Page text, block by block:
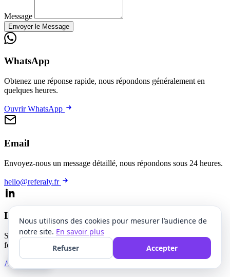
Message
Envoyer le Message
WhatsApp
Obtenez une réponse rapide, nous répondons généralement en
quelques heures.
Ouvrir WhatsApp
Email
Envoyez-nous un message détaillé, nous répondons sous 24 heures.
hello@referaly.fr
LinkedIn
Suivez Referaly ou connectez-vous directement avec notre
fondateur.
Arnaud Attencia
Nous utilisons des cookies pour mesurer l’audience de
notre site. En savoir plus
Refuser
Accepter
🍪 Cookies